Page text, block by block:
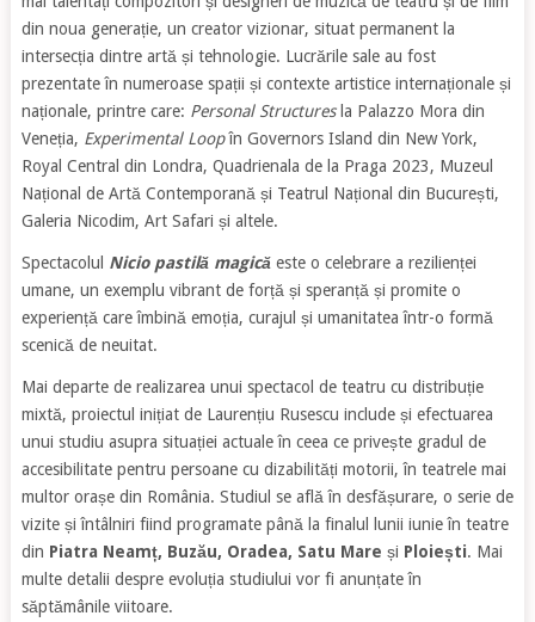
din noua generație, un creator vizionar, situat permanent la
intersecția dintre artă și tehnologie. Lucrările sale au fost
prezentate în numeroase spații și contexte artistice internaționale și
naționale, printre care: Personal Structuresla Palazzo Mora din
Veneția, Experimental Loopîn Governors Island din New York,
Royal Central din Londra, Quadrienala de la Praga 2023, Muzeul
Național de Artă Contemporană și Teatrul Național din București,
Galeria Nicodim, Art Safari și altele.
Spectacolul Nicio pastilă magicăeste o celebrare a rezilienței
umane, un exemplu vibrant de forță și speranță și promite o
experiență care îmbină emoția, curajul și umanitatea într-o formă
scenică de neuitat.
Mai departe de realizarea unui spectacol de teatru cu distribuție
mixtă, proiectul inițiat de Laurențiu Rusescu include și efectuarea
unui studiu asupra situației actuale în ceea ce privește gradul de
accesibilitate pentru persoane cu dizabilități motorii, în teatrele mai
multor orașe din România. Studiul se află în desfășurare, o serie de
vizite și întâlniri fiind programate până la finalul lunii iunie în teatre
din Piatra Neamț, Buzău, Oradea, Satu Mare și Ploiești. Mai
multe detalii despre evoluția studiului vor fi anunțate în
săptămânile viitoare.